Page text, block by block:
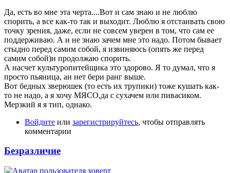
Да, есть во мне эта черта....Вот и сам знаю и не люблю
спорить, а все как-то так и выходит. Люблю я отстаивать свою
точку зрения, даже, если не совсем уверен в том, что сам ее
поддерживаю. А и не знаю зачем мне это надо. Потом бывает
стыдно перед самим собой, я извиняюсь (опять же перед
самим собой)и продолжаю спорить.
А насчет культуропитейщика это здорово. Я то думал, что я
просто пьяница, ан нет бери ранг выше.
Вот бедных зверюшек (то есть их трупики) тоже кушать как-
то не надо, а я хочу МЯСО,да с сухачем или пивасиком.
Мерзкий я я тип, однако.
Войдите или зарегистрируйтесь, чтобы отправлять
комментарии
Безразличие